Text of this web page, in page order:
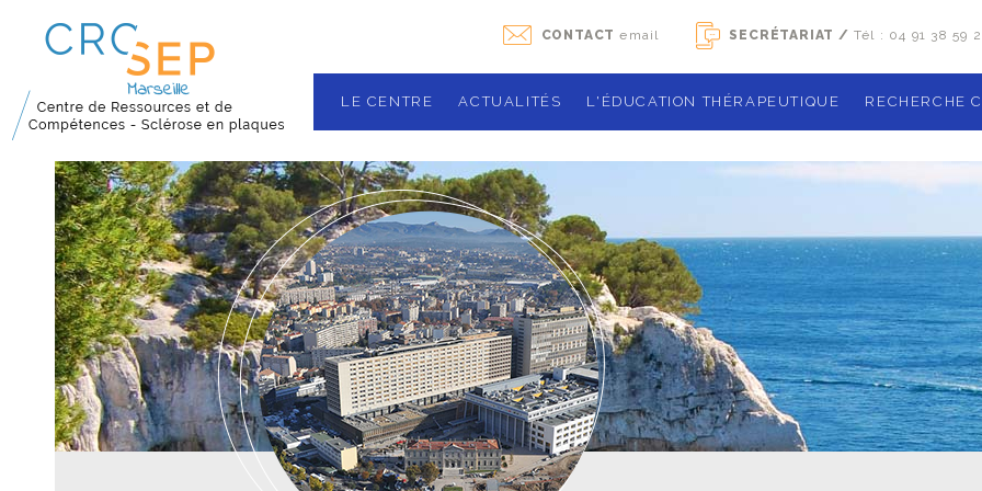
CONTACT email SECRÉTARIAT / Tél : 04 91 38 59
LE CENTRE
Nos missions
Localisation
Les équipes
Plateau technique
ACTUALITÉS L'ÉDUCATION THÉRAPEUTIQUE
Agenda des ateliers de groupe
Qu'est que l'éducation thérapeutique ?
Le programme
Boîte à outils
Les
démarches
activités
Gérer son traitement
Contact
RECHERCHE
Notre
Les essais